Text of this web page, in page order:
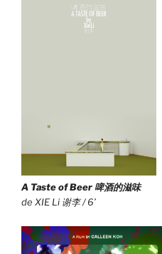
A Taste of Beer啤酒的滋味
de XIE Li 谢李 / 6’